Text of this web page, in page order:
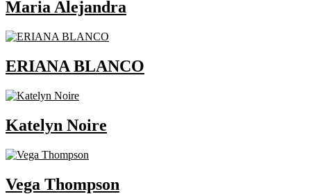
Maria Alejandra
ERIANA BLANCO
Katelyn Noire
Vega Thompson